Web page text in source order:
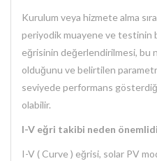
Kurulum veya hizmete alma
periyodik muayene ve testinin
eğrisinin değerlendirilmesi, bu
olduğunu ve belirtilen
seviyede performans
olabilir.
I-V eğri takibi neden
I-V ( Curve ) eğrisi, solar PV